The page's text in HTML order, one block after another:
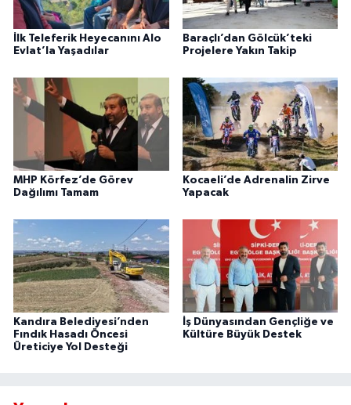
İlk Teleferik Heyecanını Alo
Evlat’la Yaşadılar
Baraçlı’dan Gölcük’teki
Projelere Yakın Takip
MHP Körfez’de Görev
Dağılımı Tamam
Kocaeli’de Adrenalin Zirve
Yapacak
Kandıra Belediyesi’nden
Fındık Hasadı Öncesi
Üreticiye Yol Desteği
İş Dünyasından Gençliğe ve
Kültüre Büyük Destek